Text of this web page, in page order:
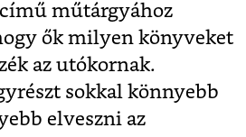
című műtárgyához
ők milyen könyveket
az utókornak.
sokkal könnyebb
elveszni az